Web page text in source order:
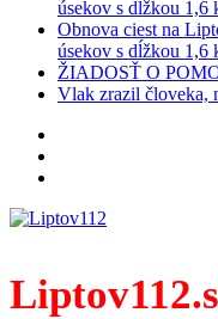
úsekov s dĺžkou 1,6
Obnova ciest na
úsekov s dĺžkou 1,6
ŽIADOSŤ O
Vlak zrazil človeka,